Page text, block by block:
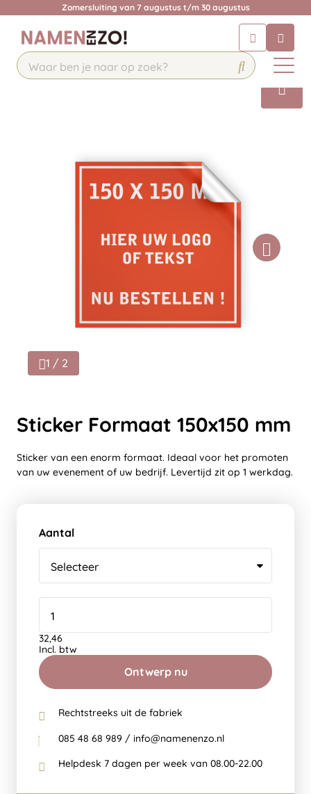
Zomersluiting van 7 augustus t/m 30 augustus
Chat 24/7 met onze chatbot voor
hulp
Contact
1 / 2
Sticker Formaat 150x150 mm
Sticker van een enorm formaat. Ideaal voor het promoten
van uw evenement of uw bedrijf. Levertijd zit op 1 werkdag.
Aantal
Ontwerp nu
32,46
Incl. btw
Rechtstreeks uit de fabriek
085 48 68 989 / info@namenenzo.nl
Helpdesk 7 dagen per week van 08.00-22.00